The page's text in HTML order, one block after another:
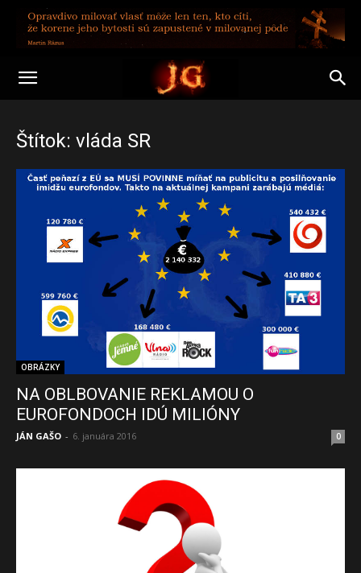
Štítok: vláda SR
OBRÁZKY
NA OBLBOVANIE REKLAMOU O
EUROFONDOCH IDÚ MILIÓNY
JÁN GAŠO - 6. januára 2016 0